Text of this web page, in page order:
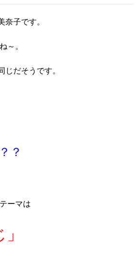
子です。
～。
じだそうです。
？
ーマは